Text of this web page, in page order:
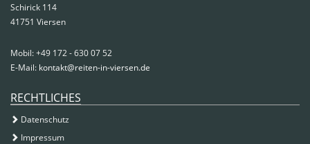
Schirick 114
41751 Viersen
Mobil: +49 172 - 630 07 52
E-Mail: kontakt@reiten-in-viersen.de
RECHTLICHES
Datenschutz
Impressum